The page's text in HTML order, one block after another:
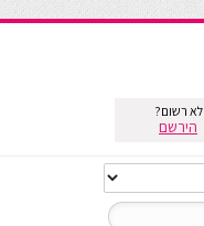
לא רשום?
הירשם